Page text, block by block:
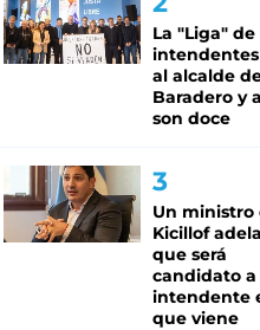
La "Liga" de
al alcalde
Baradero y
son doce
Un ministro
Kicillof
que será
candidato a
intendente
que viene